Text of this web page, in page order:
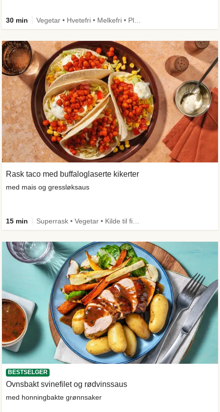
30 min
Rask taco med buffaloglaserte kikerter
med mais og gressløksaus
15 min
BESTSELGER
Ovnsbakt svinefilet og rødvinssaus
med honningbakte grønnsaker